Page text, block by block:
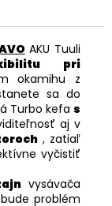
AKU Tuuli
pri
okamihu z
sa do
Turbo kefa s
aj v
, zatiaľ
vyčistiť
vysávača
problém